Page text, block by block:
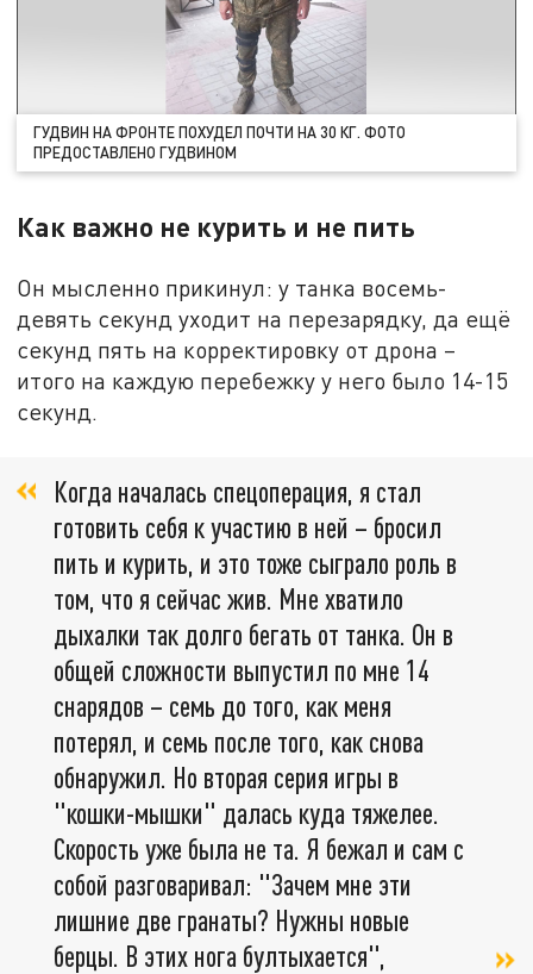
ГУДВИН НА ФРОНТЕ ПОХУДЕЛ ПОЧТИ НА 30 КГ. ФОТО
ПРЕДОСТАВЛЕНО ГУДВИНОМ
Как важно не курить и не пить
Он мысленно прикинул: у танка восемь-
девять секунд уходит на перезарядку, да ещё
секунд пять на корректировку от дрона –
итого на каждую перебежку у него было 14-15
секунд.
Когда началась спецоперация, я стал
готовить себя к участию в ней – бросил
пить и курить, и это тоже сыграло роль в
том, что я сейчас жив. Мне хватило
дыхалки так долго бегать от танка. Он в
общей сложности выпустил по мне 14
снарядов – семь до того, как меня
потерял, и семь после того, как снова
обнаружил. Но вторая серия игры в
"кошки-мышки" далась куда тяжелее.
Скорость уже была не та. Я бежал и сам с
собой разговаривал: "Зачем мне эти
лишние две гранаты? Нужны новые
берцы. В этих нога бултыхается",